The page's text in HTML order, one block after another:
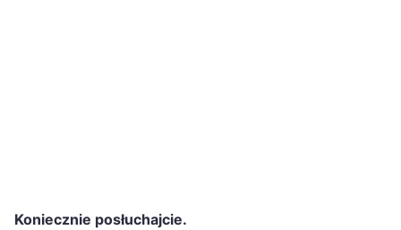
Koniecznie posłuchajcie.